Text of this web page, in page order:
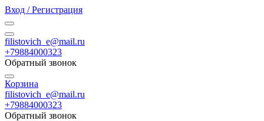
Вход / Регистрация
filistovich_e@mail.ru
+79884000323
Обратный звонок
Корзина
filistovich_e@mail.ru
+79884000323
Обратный звонок